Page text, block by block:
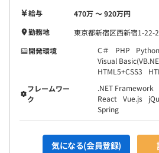
給与
470万 〜 920万円
勤務地
東京都新宿区西新宿1-22-2
開発環境
C＃ PHP
Visual
HTML5+CSS3
フレームワー
ク
.NET Framework
React
Vue.js
Spring
気になる(会員登録)